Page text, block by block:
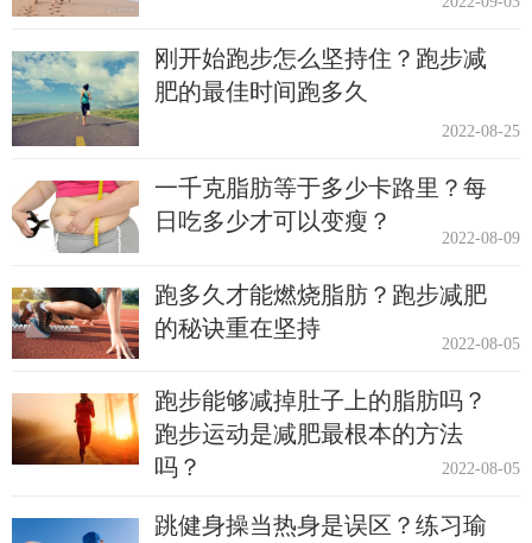
刚开始跑步怎么坚持住？跑步减
肥的最佳时间跑多久
2022-08-25
一千克脂肪等于多少卡路里？每
日吃多少才可以变瘦？
2022-08-09
跑多久才能燃烧脂肪？跑步减肥
的秘诀重在坚持
2022-08-05
跑步能够减掉肚子上的脂肪吗？
跑步运动是减肥最根本的方法
吗？
2022-08-05
跳健身操当热身是误区？练习瑜